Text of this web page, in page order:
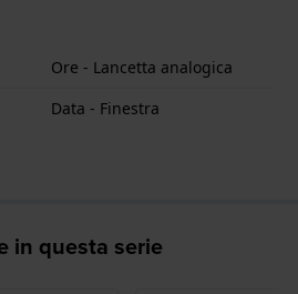
Ore - Lancetta analogica
Data - Finestra
in questa serie